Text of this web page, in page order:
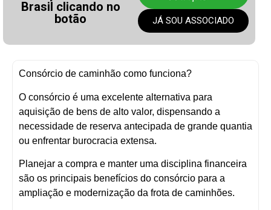
Brasil clicando no
botão
JÁ SOU ASSOCIADO
Consórcio de caminhão como funciona?
O consórcio é uma excelente alternativa para
aquisição de bens de alto valor, dispensando a
necessidade de reserva antecipada de grande quantia
ou enfrentar burocracia extensa.
Planejar a compra e manter uma disciplina financeira
são os principais benefícios do consórcio para a
ampliação e modernização da frota de caminhões.